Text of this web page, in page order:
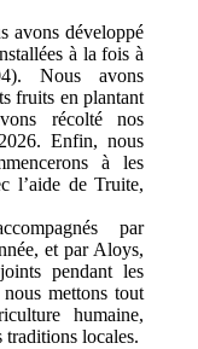
avons développé
à la fois à
Nous avons
fruits en plantant
récolté nos
Enfin, nous
à les
l’aide de Truite,
par
et par Aloys,
pendant les
mettons tout
humaine,
traditions locales.